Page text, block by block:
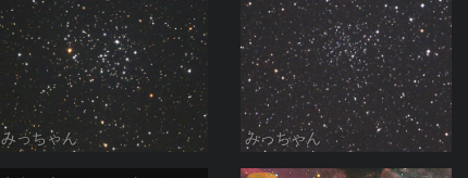
みっちゃん みっちゃん